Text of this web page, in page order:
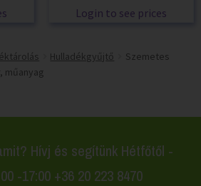
Login to see prices
Hulladékgyűjtő
Szemetes
műanyag
Hívj és segítünk Hétfőtől -
-17:00 +36 20 223 8470